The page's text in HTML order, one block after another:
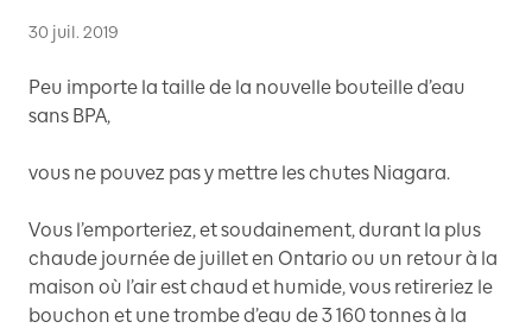
30 juil. 2019
Peu importe la taille de la nouvelle bouteille d’eau
sans BPA,
vous ne pouvez pas y mettre les chutes Niagara.
Vous l’emporteriez, et soudainement, durant la plus
chaude journée de juillet en Ontario ou un retour à la
maison où l’air est chaud et humide, vous retireriez le
bouchon et une trombe d’eau de 3 160 tonnes à la